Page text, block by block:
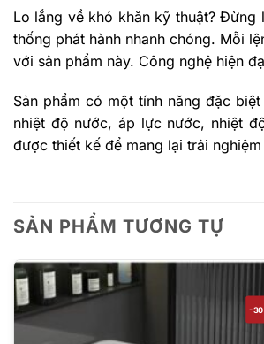
Lo lắng về khó khăn kỹ thuật?
thống phát hành nhanh chóng. Mỗi
với sản phẩm này. Công nghệ hiện
Sản phẩm có một tính năng đặc
nhiệt độ nước, áp lực nước, nhiệt
được thiết kế để mang lại trải
SẢN PHẨM TƯƠNG TỰ
-